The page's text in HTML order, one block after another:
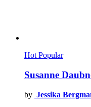
HotPopular
Susanne
by Jessika